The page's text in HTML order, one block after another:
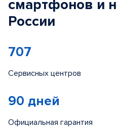
смартфонов и
России
707
Сервисных центров
90 дней
Официальная гарантия